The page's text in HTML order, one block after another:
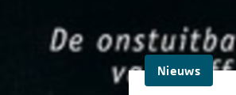
Nieuws